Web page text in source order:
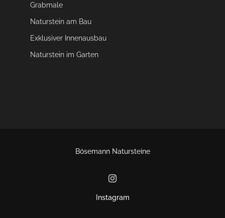
Grabmale
Naturstein am Bau
Exklusiver Innenausbau
Naturstein im Garten
Bösemann Natursteine
Instagram